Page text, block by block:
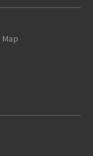
Map